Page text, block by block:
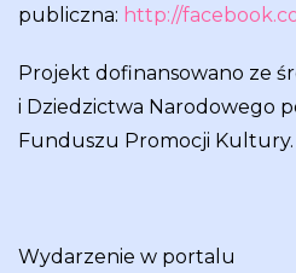
publiczna: http://
Projekt dofinansowano ze
i Dziedzictwa Narodowego
Funduszu Promocji Kultury.
Wydarzenie w portalu